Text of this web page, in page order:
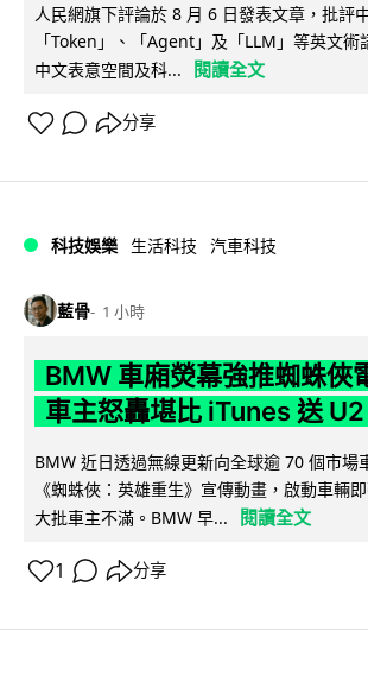
人民網旗下評論於 8 月 6 日發表文章，批評
「Token」、「Agent」及「LLM」等英文術
中文表意空間及科...
閱讀全文
分享
科技娛樂 生活科技 汽車科技
藍骨 1 小時
BMW 車廂熒幕強推蜘蛛俠
車主怒轟堪比 iTunes 送
BMW 近日透過無線更新向全球逾 70 個市場
《蜘蛛俠：英雄重生》宣傳動畫，啟動車輛
大批車主不滿。BMW 早...
閱讀全文
1 分享